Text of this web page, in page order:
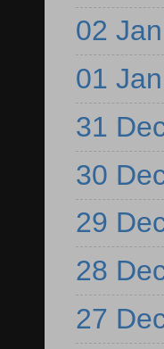
02 Jan
01 Jan
31
30
29
28
27